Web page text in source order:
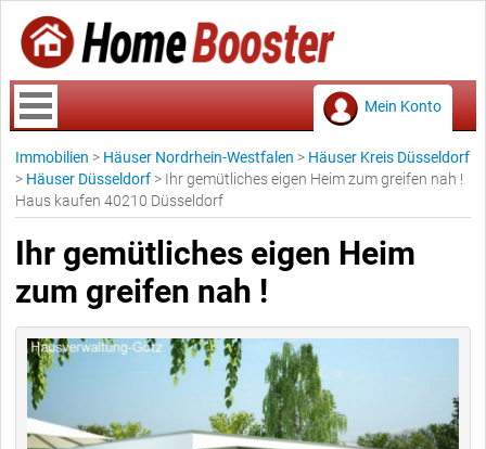
Mein Konto
Immobilien > Häuser Nordrhein-Westfalen > Häuser Kreis Düsseldorf
> Häuser Düsseldorf > Ihr gemütliches eigen Heim zum greifen nah !
Haus kaufen 40210 Düsseldorf
Ihr gemütliches eigen Heim
zum greifen nah !